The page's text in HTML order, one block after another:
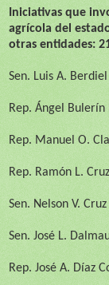
Iniciativas que
agrícola del
otras entidades:
Sen. Luis A.
Rep. Ángel Bulerín
Rep. Manuel O.
Rep. Ramón L.
Sen. Nelson V.
Sen. José L.
Rep. José A. Díaz